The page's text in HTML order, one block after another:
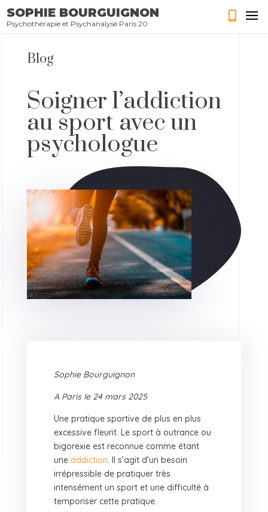
SOPHIE BOURGUIGNON
Psychothérapie et Psychanalyse Paris 20
Blog
Soigner l’addiction
au sport avec un
psychologue
Sophie Bourguignon
A Paris le 24 mars 2025
Une pratique sportive de plus en plus
excessive fleurit. Le sport à outrance ou
bigorexie est reconnue comme étant
une addiction. Il s’agit d’un besoin
irrépressible de pratiquer très
intensément un sport et une difficulté à
temporiser cette pratique.